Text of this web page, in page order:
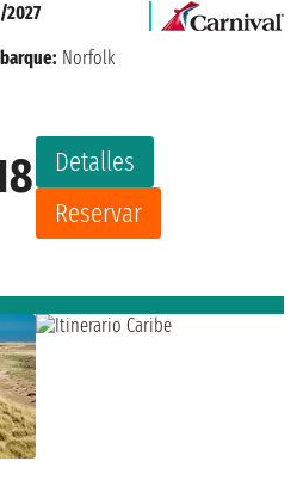
Detalles
Reservar
Norfolk